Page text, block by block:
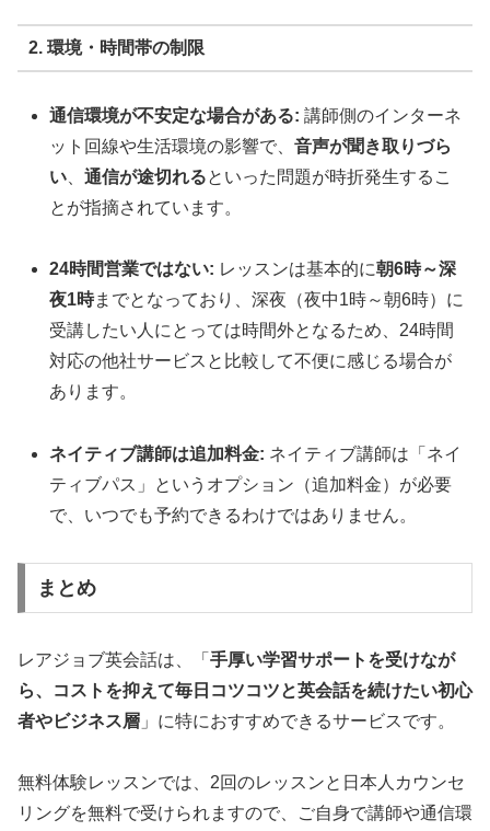
2. 環境・時間帯の制限
通信環境が不安定な場合がある: 講師側のインターネ
ット回線や生活環境の影響で、音声が聞き取りづら
い 、通信が途切れるといった問題が時折発生するこ
とが指摘されています。
24時間営業ではない: レッスンは基本的に朝6時～深
夜1時までとなっており、深夜（夜中1時～朝6時）に
受講したい人にとっては時間外となるため、24時間
対応の他社サービスと比較して不便に感じる場合が
あります。
ネイティブ講師は追加料金: ネイティブ講師は「ネイ
ティブパス」というオプション（追加料金）が必要
で、いつでも予約できるわけではありません。
まとめ
レアジョブ英会話は、「 手厚い学習サポートを受けなが
ら、コストを抑えて毎日コツコツと英会話を続けたい初心
者やビジネス層 」に特におすすめできるサービスです。
無料体験レッスンでは、2回のレッスンと日本人カウンセ
リングを無料で受けられますので、ご自身で講師や通信環